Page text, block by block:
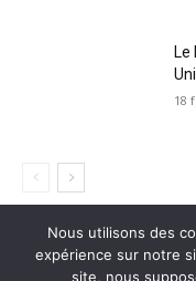
Le
18
Contact
Nous utilisons des
expérience sur notre
site, nous